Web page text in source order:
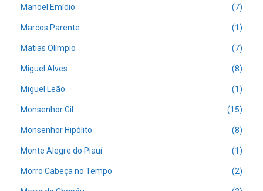
Manoel Emídio (7)
Marcos Parente (1)
Matias Olímpio (7)
Miguel Alves (8)
Miguel Leão (1)
Monsenhor Gil (15)
Monsenhor Hipólito (8)
Monte Alegre do Piauí (1)
Morro Cabeça no Tempo (2)